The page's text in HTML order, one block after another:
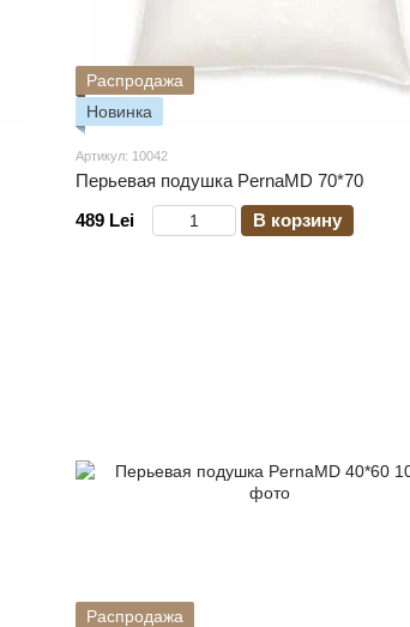
Распродажа
Новинка
Артикул: 10042
Перьевая подушка PernaMD 70*70
489 Lei
В корзину
Распродажа